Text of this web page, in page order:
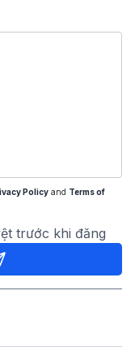
Policy and Terms of
trước khi đăng